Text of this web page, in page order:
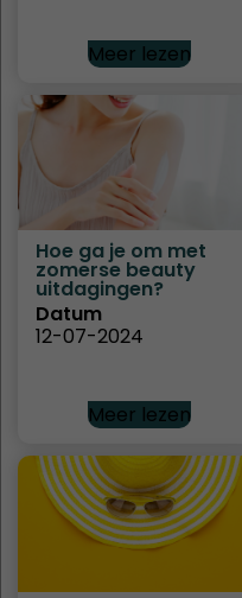
Meer lezen
Hoe ga je om met
zomerse beauty
uitdagingen?
Datum
12-07-2024
Meer lezen